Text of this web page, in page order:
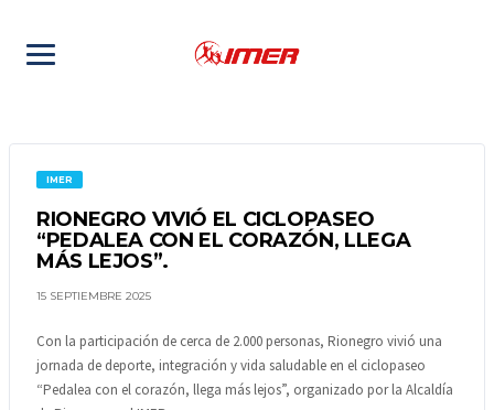
IMER
RIONEGRO VIVIÓ EL CICLOPASEO
“PEDALEA CON EL CORAZÓN, LLEGA
MÁS LEJOS”.
15 SEPTIEMBRE 2025
Con la participación de cerca de 2.000 personas, Rionegro vivió una
jornada de deporte, integración y vida saludable en el ciclopaseo
“Pedalea con el corazón, llega más lejos”, organizado por la Alcaldía